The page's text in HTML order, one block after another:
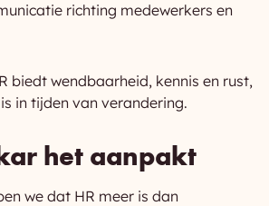
richting medewerkers en
biedt wendbaarheid, kennis en rust,
in tijden van verandering.
het aanpakt
we dat HR meer is dan